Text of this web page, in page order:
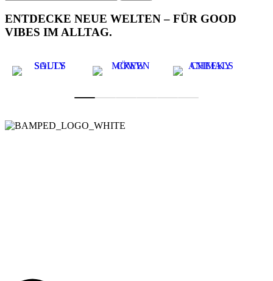
ENTDECKE NEUE WELTEN – FÜR GOOD
VIBES IM ALLTAG.